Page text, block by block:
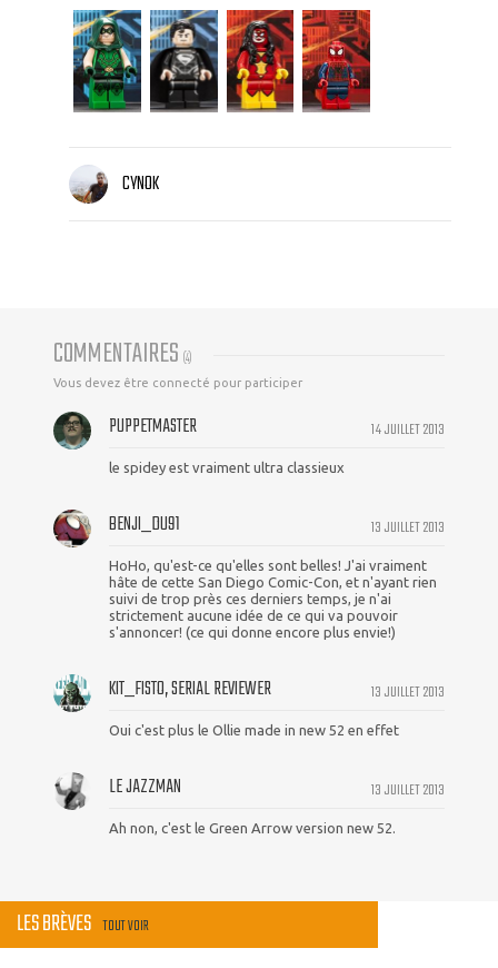
CYNOK
COMMENTAIRES (4)
Vous devez être connecté pour participer
14 JUILLET 2013
PUPPETMASTER
le spidey est vraiment ultra classieux
13 JUILLET 2013
BENJI_DU91
HoHo, qu'est-ce qu'elles sont belles! J'ai vraiment
hâte de cette San Diego Comic-Con, et n'ayant rien
suivi de trop près ces derniers temps, je n'ai
strictement aucune idée de ce qui va pouvoir
s'annoncer! (ce qui donne encore plus envie!)
13 JUILLET 2013
KIT_FISTO, SERIAL REVIEWER
Oui c'est plus le Ollie made in new 52 en effet
13 JUILLET 2013
LE JAZZMAN
Ah non, c'est le Green Arrow version new 52.
LES BRÈVES TOUT VOIR